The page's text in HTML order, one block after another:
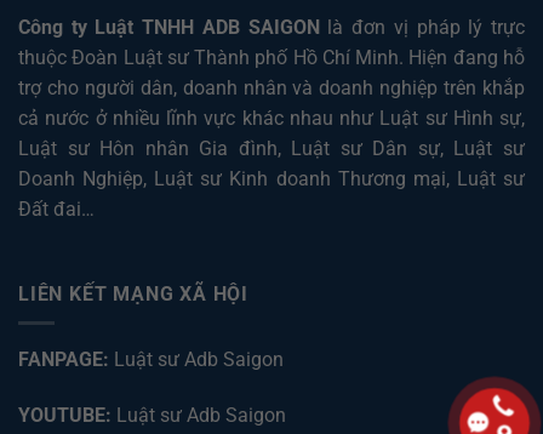
Công ty Luật TNHH ADB SAIGONlà đơn vị pháp lý trực
thuộc Đoàn Luật sư Thành phố Hồ Chí Minh. Hiện đang hỗ
trợ cho người dân, doanh nhân và doanh nghiệp trên khắp
cả nước ở nhiều lĩnh vực khác nhau như Luật sư Hình sự,
Luật sư Hôn nhân Gia đình, Luật sư Dân sự, Luật sư
Doanh Nghiệp, Luật sư Kinh doanh Thương mại, Luật sư
Đất đai…
LIÊN KẾT MẠNG XÃ HỘI
FANPAGE: Luật sư Adb Saigon
YOUTUBE: Luật sư Adb Saigon